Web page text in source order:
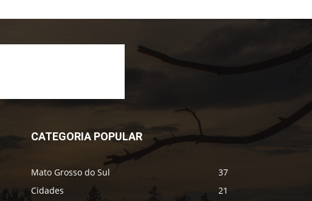
CATEGORIA POPULAR
Mato Grosso do Sul
37
Cidades
21